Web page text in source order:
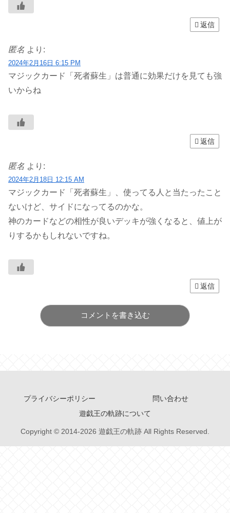
返信
匿名 より:
2024年2月16日 6:15 PM
マジックカード「死者蘇生」は普通に効果だけを見ても強
いからね
返信
匿名 より:
2024年2月18日 12:15 AM
マジックカード「死者蘇生」、使ってる人と当たったこと
ないけど、サイドになってるのかな。
神のカードなどの相性が良いデッキが強くなると、値上が
りするかもしれないですね。
返信
コメントを書き込む
プライバシーポリシー
問い合わせ
遊戯王の軌跡について
Copyright © 2014-2026 遊戯王の軌跡 All Rights Reserved.